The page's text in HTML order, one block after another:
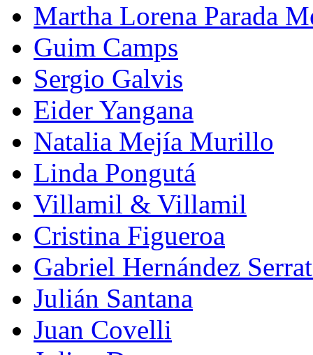
Martha Lorena Parada
Guim Camps
Sergio Galvis
Eider Yangana
Natalia Mejía Murillo
Linda Pongutá
Villamil & Villamil
Cristina Figueroa
Gabriel Hernández
Julián Santana
Juan Covelli